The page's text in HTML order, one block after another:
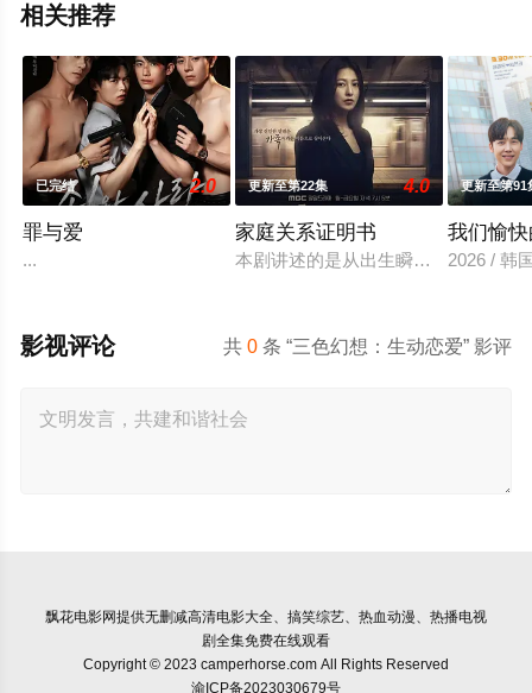
相关推荐
已完结 2.0
罪与爱
...
更新至第22集 4.0
家庭关系证明书
本剧讲述的是从出生瞬间开始就被打
更新至第91
我们愉
2026 / 韩
共0 条 “三色幻想：生动恋爱” 影评
影视评论
飘花电影网提供无删减高清电影大全、搞笑综艺、热血动漫、热播电视
剧全集免费在线观看
Copyright © 2023 camperhorse.com All Rights Reserved
渝ICP备2023030679号